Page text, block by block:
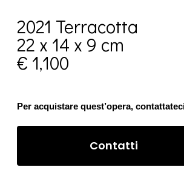
2021 Terracotta
22 x 14 x 9 cm
€ 1,100
Per acquistare quest’opera,
Contatti